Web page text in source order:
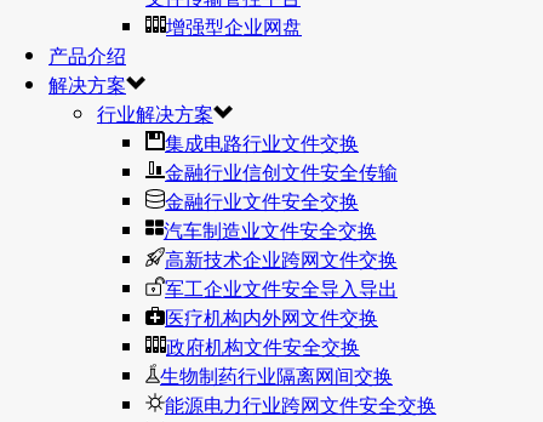
增强型企业网盘
产品介绍
解决方案
行业解决方案
集成电路行业文件交换
金融行业信创文件安全传输
金融行业文件安全交换
汽车制造业文件安全交换
高新技术企业跨网文件交换
军工企业文件安全导入导出
医疗机构内外网文件交换
政府机构文件安全交换
生物制药行业隔离网间交换
能源电力行业跨网文件安全交换